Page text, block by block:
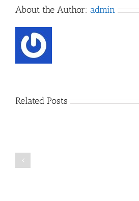
About the Author: admin
Related Posts